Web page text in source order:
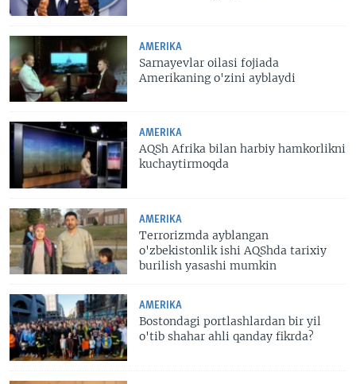
AMERIKA
Sarnayevlar oilasi fojiada
Amerikaning o'zini ayblaydi
AMERIKA
AQSh Afrika bilan harbiy hamkorlikni
kuchaytirmoqda
AMERIKA
Terrorizmda ayblangan
o'zbekistonlik ishi AQShda tarixiy
burilish yasashi mumkin
AMERIKA
Bostondagi portlashlardan bir yil
o'tib shahar ahli qanday fikrda?